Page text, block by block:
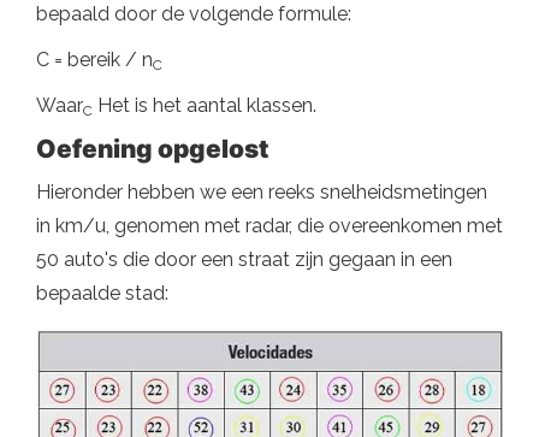
bepaald door de volgende formule:
C = bereik / nC
WaarC Het is het aantal klassen.
Oefening opgelost
Hieronder hebben we een reeks snelheidsmetingen
in km/u, genomen met radar, die overeenkomen met
50 auto's die door een straat zijn gegaan in een
bepaalde stad: